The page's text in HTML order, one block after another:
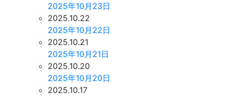
2025年10月23日
2025.10.22
2025年10月22日
2025.10.21
2025年10月21日
2025.10.20
2025年10月20日
2025.10.17